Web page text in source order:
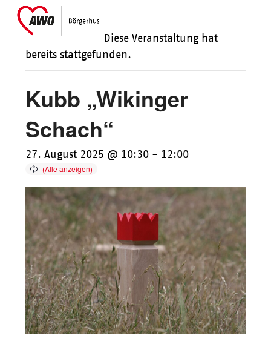
SkipOpen
mobile
Close
mobile
Diese Veranstaltung hat
bereits stattgefunden.
Kubb „Wikinger
Schach“
27. August 2025 @ 10:30 - 12:00